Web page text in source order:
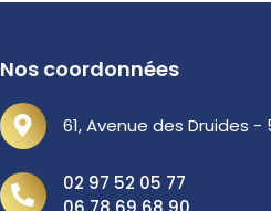
Nos coordonnées
61, Avenue des Druides
02 97 52 05 77